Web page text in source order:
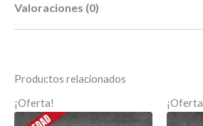
Peso
Ancho
Valoraciones (0)
Sé el primero en valorar
MTS + RC3 CAMARA 15
Productos relacionados
¡Oferta!